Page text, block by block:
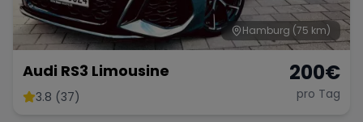
Hamburg (75 km)
Audi RS3 Limousine
3.8 (37)
200€
pro Tag